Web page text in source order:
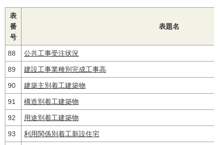
表
番
号
表題名
88 公共工事受注状況
89 建設工事業種別完成工事高
90 建築主別着工建築物
91 構造別着工建築物
92 用途別着工建築物
93 利用関係別着工新設住宅